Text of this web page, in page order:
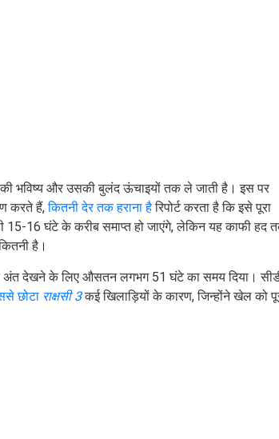
भविष्य और उसकी बुलंद ऊंचाइयों तक ले जाती है। इस पर
करते हैं,कितनी देर तक हराना हैरिपोर्ट करता है कि इसे पूरा
16 घंटे के करीब समाप्त हो जाएंगे, लेकिन यह काफी हद
है।
अंत देखने के लिए औसतन लगभग 51 घंटे का समय दिया।
छोटा राक्षसी 3 कई खिलाड़ियों के कारण, जिन्होंने खेल को